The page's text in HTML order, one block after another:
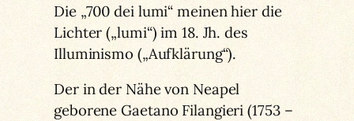
Die „700 dei lumi“ meinen hier die
Lichter („lumi“) im 18. Jh. des
Illuminismo („Aufklärung“).
Der in der Nähe von Neapel
geborene Gaetano Filangieri (1753 –